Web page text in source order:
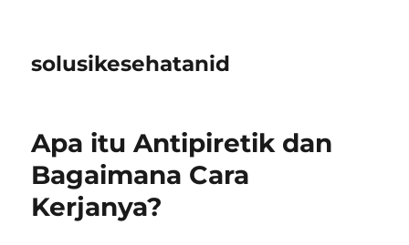
solusikesehatanid
Apa itu Antipiretik dan
Bagaimana Cara
Kerjanya?